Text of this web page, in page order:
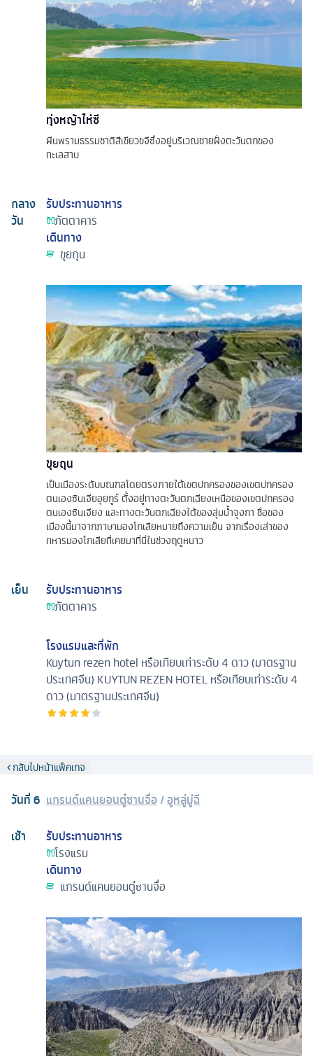
ทุ่งหญ้าไห่ซี
ผืนพรามธรรมชาติสีเขียวขจีซึ่งอยู่บริเวณชายฝั่งตะวันตกของ
ทะเลสาบ
กลาง
วัน
รับประทานอาหาร
ภัตตาคาร
เดินทาง
ขุยถุน
ขุยถุน
เป็นเมืองระดับมณฑลโดยตรงภายใต้เขตปกครองของเขตปกครอง
ตนเองซินเจียอุยกูร์ ตั้งอยู่ทางตะวันตกเฉียงเหนือของเขตปกครอง
ตนเองซินเจียง และทางตะวันตกเฉียงใต้ของลุ่มน้ำจุงกา ชื่อของ
เมืองนี้มาจากภาษามองโกเลียหมายถึงความเย็น จากเรื่องเล่าของ
ทหารมองโกเลียที่เคยมาที่นี่ในช่วงฤดูหนาว
เย็น
รับประทานอาหาร
ภัตตาคาร
โรงแรมและที่พัก
Kuytun rezen hotel หรือเทียบเท่าระดับ 4 ดาว (มาตรฐาน
ประเทศจีน) KUYTUN REZEN HOTEL หรือเทียบเท่าระดับ 4
ดาว (มาตรฐานประเทศจีน)
กลับไปหน้าแพ็คเกจ
วันที่6 แกรนด์แคนยอนตู๋ซานจื่อ/อูหลู่มู่ฉี
เช้า
รับประทานอาหาร
โรงแรม
เดินทาง
แกรนด์แคนยอนตู๋ซานจื่อ